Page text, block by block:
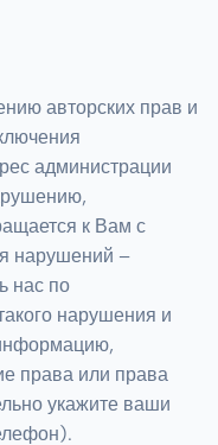
авторских прав и
администрации
к Вам с
нарушений –
нас по
нарушения и
права или права
укажите ваши